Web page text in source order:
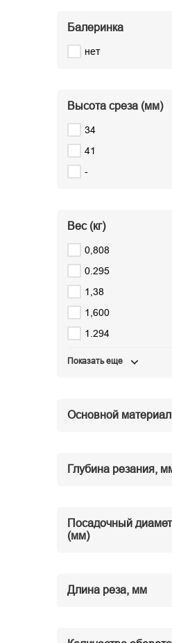
Балеринка
нет
Высота среза (мм)
34
41
-
Вес (кг)
0,808
0.295
1,38
1,600
1.294
Показать еще
Основной материал
Глубина резания,
Посадочный
(мм)
Длина реза, мм